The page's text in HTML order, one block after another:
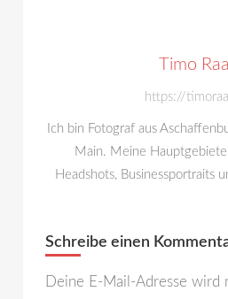
Timo
https://
Ich bin Fotograf aus
Main. Meine
Headshots, Businessportraits
Schreibe einen
Deine E-Mail-Adresse